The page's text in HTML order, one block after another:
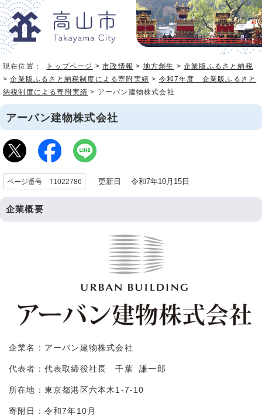
現在位置： トップページ >市政情報 > 地方創生 >企業版ふるさと納税
>企業版ふるさと納税制度による寄附実績 > 令和7年度 企業版ふるさと
納税制度による寄附実績 > アーバン建物株式会社
アーバン建物株式会社
ページ番号 T1022786 更新日 令和7年10月15日
企業概要
企業名：アーバン建物株式会社
代表者：代表取締役社長 千葉 謙一郎
所在地：東京都港区六本木1-7-10
寄附日：令和7年10月